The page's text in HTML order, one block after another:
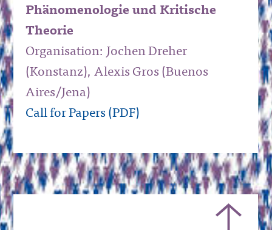
Phänomenologie und Kritische
Theorie
Organisation: Jochen Dreher
(Konstanz), Alexis Gros (Buenos
Aires/Jena)
Call for Papers (PDF)